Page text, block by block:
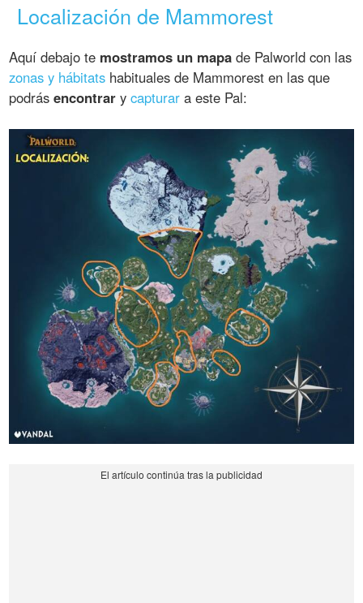
Localización de Mammorest
Aquí debajo te mostramos un mapa de Palworld con las
zonas y hábitats habituales de Mammorest en las que
podrásencontrar ycapturar a este Pal: